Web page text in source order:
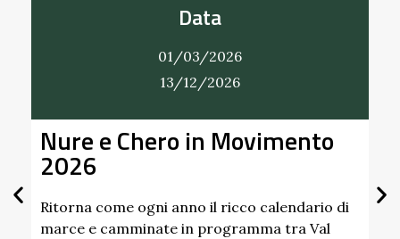
Data
01/03/2026
13/12/2026
Nure e Chero in Movimento
2026
Ritorna come ogni anno il ricco calendario di
marce e camminate in programma tra Val